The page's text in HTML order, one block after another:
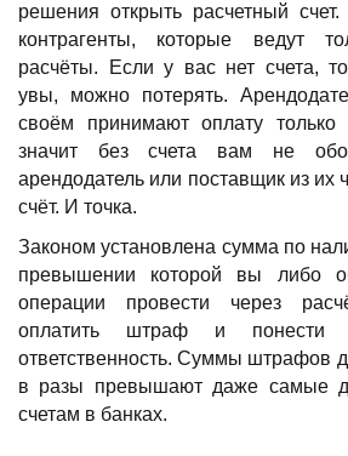
решения открыть расчетный
контрагенты, которые ведут
расчёты. Если у вас нет счета,
увы, можно потерять.
своём принимают оплату только
значит без счета вам не
арендодатель или поставщик из их
счёт. И точка.
Законом установлена сумма по
превышении которой вы либо
операции провести через
оплатить штраф и понести
ответственность. Суммы штрафов
в разы превышают даже самые
счетам в банках.